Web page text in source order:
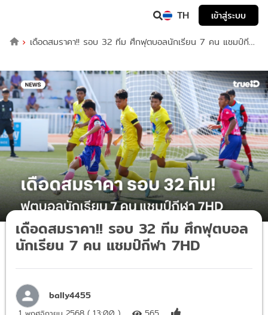
TH
เข้าสู่ระบบ
เดือดสมราคา!! รอบ 32 ทีม ศึกฟุตบอลนักเรียน 7 คน แชมป์กีฬา
เดือดสมราคา!! รอบ 32 ทีม ศึกฟุตบอล
bally4455